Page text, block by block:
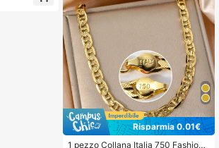
Risparmia 0.01€
1 pezzo Collana Italia 750 Fashion